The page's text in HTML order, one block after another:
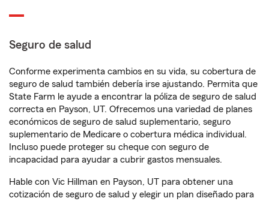
Seguro de salud
Conforme experimenta cambios en su vida, su cobertura de
seguro de salud también debería irse ajustando. Permita que
State Farm le ayude a encontrar la póliza de seguro de salud
correcta en Payson, UT. Ofrecemos una variedad de planes
económicos de seguro de salud suplementario, seguro
suplementario de Medicare o cobertura médica individual.
Incluso puede proteger su cheque con seguro de
incapacidad para ayudar a cubrir gastos mensuales.
Hable con Vic Hillman en Payson, UT para obtener una
cotización de seguro de salud y elegir un plan diseñado para